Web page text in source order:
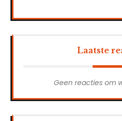
Laatste
Geen reacties om